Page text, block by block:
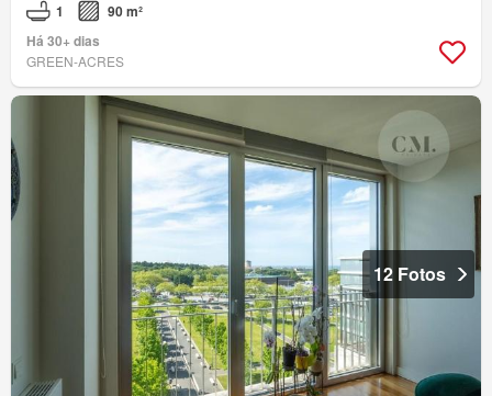
1
90 m²
Há 30+ dias
GREEN-ACRES
12 Fotos